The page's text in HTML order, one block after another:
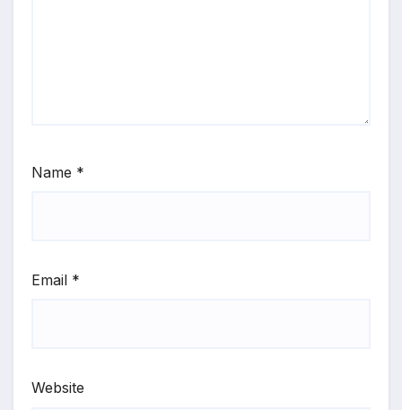
Name *
Email *
Website